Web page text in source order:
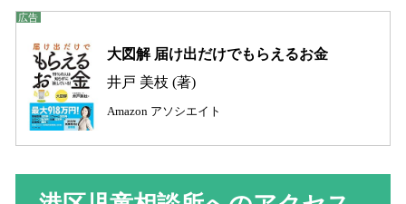
大図解 届け出だけでもらえるお金
井戸 美枝 (著)
Amazon アソシエイト